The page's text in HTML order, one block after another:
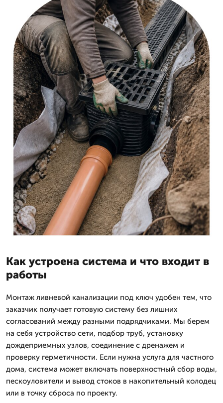
Как устроена система и что входит в
работы
Монтаж ливневой канализации под ключ удобен тем, что
заказчик получает готовую систему без лишних
согласований между разными подрядчиками. Мы берем
на себя устройство сети, подбор труб, установку
дождеприемных узлов, соединение с дренажем и
проверку герметичности. Если нужна услуга для частного
дома, система может включать поверхностный сбор воды,
пескоуловители и вывод стоков в накопительный колодец
или в точку сброса по проекту.